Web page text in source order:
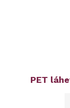
PET